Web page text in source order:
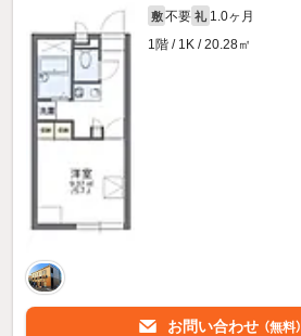
敷 不要 礼 1.0ヶ月
1階 / 1K / 20.28㎡
お問い合わせ （無料）